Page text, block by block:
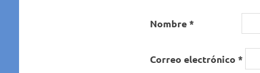
Nombre*
Correo electrónico *